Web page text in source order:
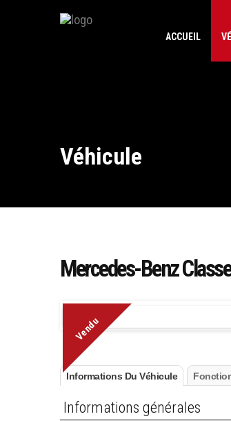
ACCUEIL
Véhicule
Mercedes-Benz
Vendu
Informations Du Véhicule
Informations générales